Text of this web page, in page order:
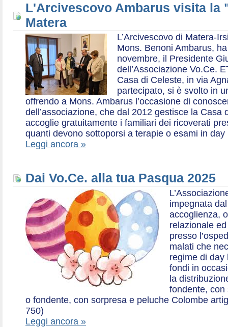
L'Arcivescovo Ambarus visita la
Matera
L’Arcivescovo di Matera-
Mons. Benoni Ambarus,
novembre, il Presidente
dell’Associazione Vo.Ce.
Casa di Celeste, in via
partecipato, si è svolto in
offrendo a Mons. Ambarus l’occasione di
dell’associazione, che dal 2012 gestisce la Casa
accoglie gratuitamente i familiari dei ricoverati
quanti devono sottoporsi a terapie o esami in day
Leggi ancora »
Dai Vo.Ce. alla tua Pasqua 2025
impegnata
accoglienza,
relazionale
presso
malati che
regime di day
fondi in
la
fondente, con
o fondente, con sorpresa e peluche Colombe
750)
Leggi ancora »